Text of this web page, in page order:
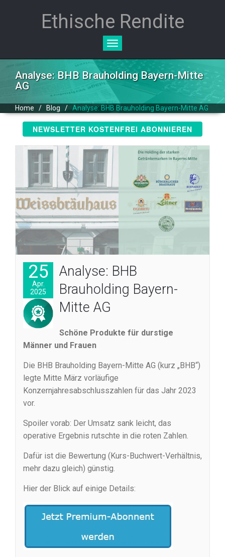
Ethische Rendite
Toggle
Analyse: BHB Brauholding Bayern-Mitte
AG
Home / Blog / Analyse: BHB Brauholding Bayern-Mitte AG
NEWSLETTER KOSTENFREI ABONNIEREN
25
Apr.
2025
Analyse: BHB
Brauholding Bayern-
Mitte AG
Schöne Produkte für durstige
Männer und Frauen
Die BHB Brauholding Bayern-Mitte AG (kurz „BHB“)
legte Mitte März vorläufige
Konzernjahresabschlusszahlen für das Jahr 2023
vor.
Spoiler vorab: Der Umsatz sank leicht, das
operative Ergebnis rutschte in die roten Zahlen.
Dafür ist die Bewertung (Kurs-Buchwert-Verhältnis,
mehr dazu gleich) günstig.
Hier der Blick auf einige Details: